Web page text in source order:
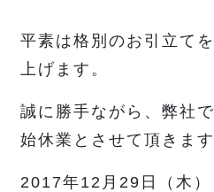
平素は格別のお引立て
上げます。
誠に勝手ながら、弊社
始休業とさせて頂きます
2017年12月29日（木